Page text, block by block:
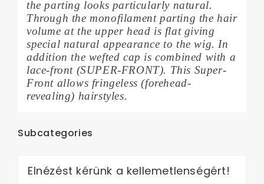
the parting looks particularly natural.
Through the monofilament parting the hair
volume at the upper head is flat giving
special natural appearance to the wig. In
addition the wefted cap is combined with a
lace-front (SUPER-FRONT). This Super-
Front allows fringeless (forehead-
revealing) hairstyles.
Subcategories
Elnézést kérünk a kellemetlenségért!